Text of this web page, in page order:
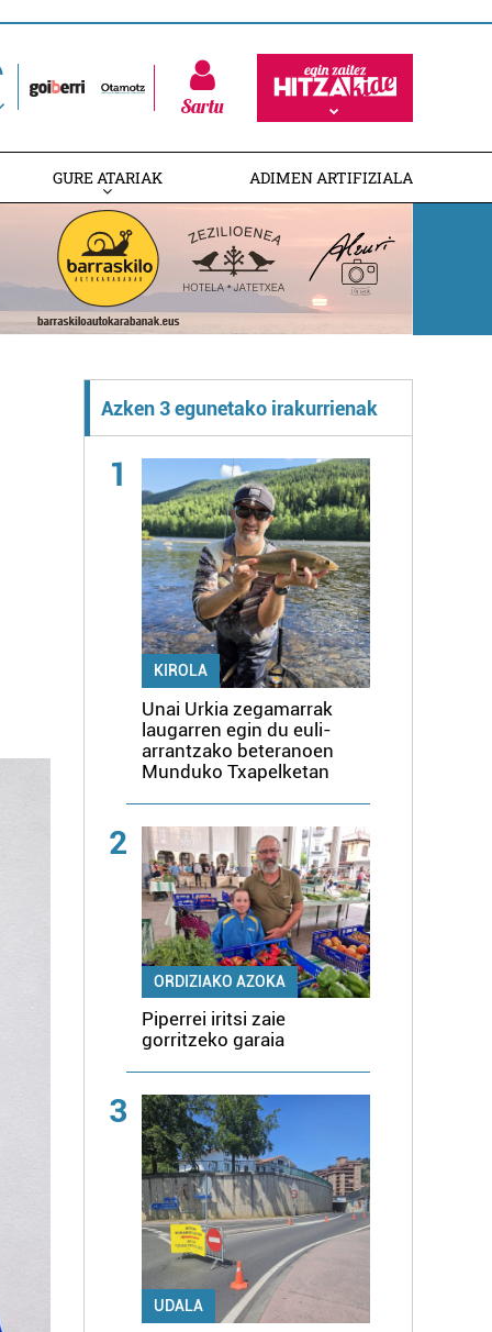
Sartu
GURE ATARIAK ADIMEN ARTIFIZIALA
Azken 3 egunetako irakurrienak
1
KIROLA
Unai Urkia zegamarrak
laugarren egin du euli-
arrantzako beteranoen
Munduko Txapelketan
2
ORDIZIAKO AZOKA
Piperrei iritsi zaie
gorritzeko garaia
3
UDALA